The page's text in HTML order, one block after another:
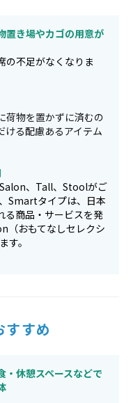
置き場やカゴの用意が
の不足がなくなりま
荷物を置かずに済むの
ける配慮あるアイテム
、Tall、Stoolがご
Smartタイプは、日本
る商品・サービスを発
（おもてなしセレクシ
す。
すすめ
・休憩スペースなどで